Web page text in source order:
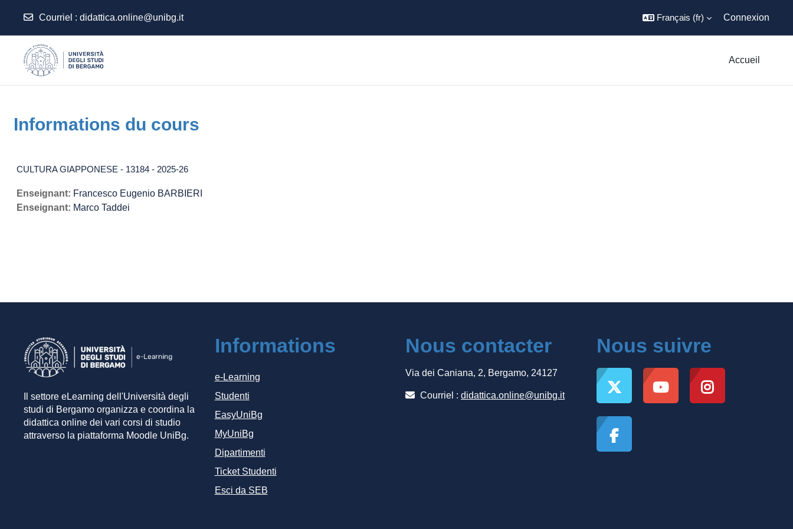
Courriel : didattica.online@unibg.it Français ‎(fr)‎ Connexion
Accueil
Informations du cours
CULTURA GIAPPONESE - 13184 - 2025-26
Enseignant: Francesco Eugenio BARBIERI
Enseignant: Marco Taddei
Il settore eLearning dell'Università degli
studi di Bergamo organizza e coordina la
didattica online dei vari corsi di studio
attraverso la piattaforma Moodle UniBg.
Informations
e-Learning
Studenti
EasyUniBg
MyUniBg
Dipartimenti
Ticket Studenti
Esci da SEB
Nous contacter
Via dei Caniana, 2, Bergamo, 24127
Courriel : didattica.online@unibg.it
Nous suivre